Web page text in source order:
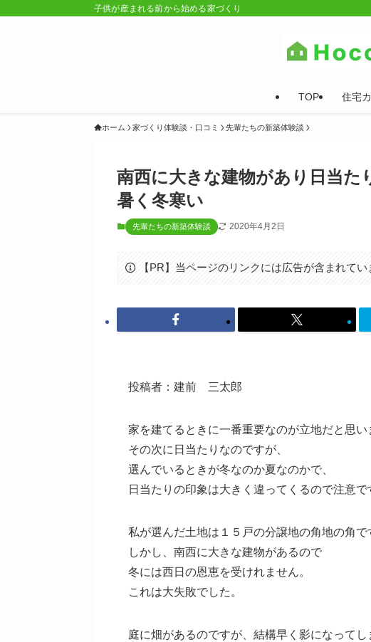
子供が産まれる前から始める家づくり
TOP 住宅
ホーム 家づくり体験談・口コミ 先輩たちの新築体験談
南西に大きな建物があり日当た
暑く冬寒い
先輩たちの新築体験談 2020年4月2日
【PR】当ページのリンクには広告が含まれてい
投稿者：建前 三太郎
家を建てるときに一番重要なのが立地だと思い
その次に日当たりなのですが、
選んでいるときが冬なのか夏なのかで、
日当たりの印象は大きく違ってくるので注意で
私が選んだ土地は１５戸の分譲地の角地の角で
しかし、南西に大きな建物があるので
冬には西日の恩恵を受けれません。
これは大失敗でした。
庭に畑があるのですが、結構早く影になってし